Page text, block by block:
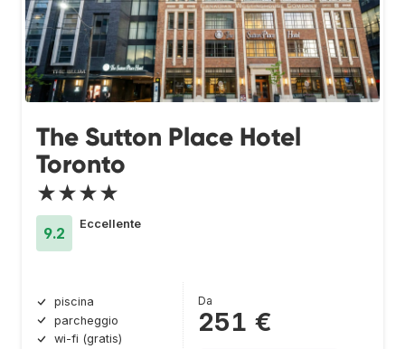
The Sutton Place Hotel
Toronto
★★★★
9.2
Eccellente
piscina
parcheggio
wi-fi (gratis)
Da
251 €